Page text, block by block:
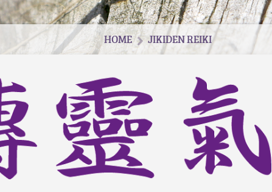
HOME JIKIDEN REIKI